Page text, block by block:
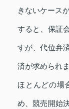
きないケース
すると、保証
すが、代位弁
済が求められま
ほとんどの場
め、競売開始